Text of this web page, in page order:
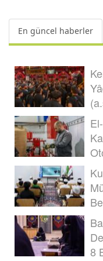
En güncel haberler
8